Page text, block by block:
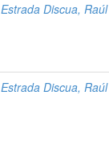
Estrada Discua, Raúl
Estrada Discua, Raúl